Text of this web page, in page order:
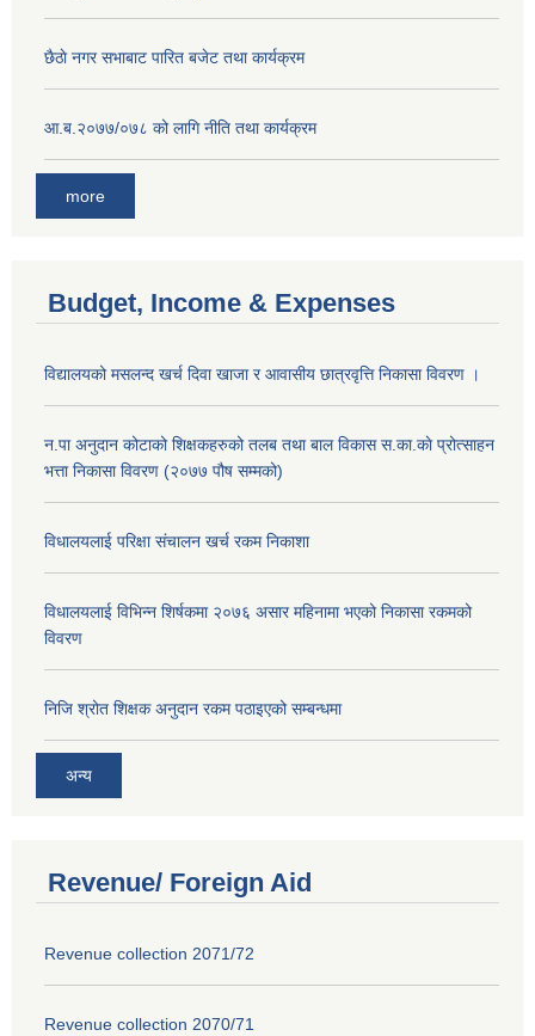
छै‌ठाे नगर सभाबाट पारित बजेट तथा कार्यक्रम
आ.ब.२०७७/०७८ को लागि नीति तथा कार्यक्रम
more
Budget, Income & Expenses
विद्यालयको मसलन्द खर्च दिवा खाजा र आवासीय छात्रवृत्ति निकासा विवरण ।
न.पा अनुदान कोटाको शिक्षकहरुको तलब तथा बाल विकास स.का.काे प्रोत्साहन
भत्ता निकासा विवरण (२०७७ पौष सम्मको)
विधालयलाई परिक्षा स‌ंचालन खर्च रकम निकाशा
विधालयलाई विभिन्न शिर्षकमा २०७६ असार महिनामा भएको निकासा रकमको
विवरण
निजि श्रोत शिक्षक अनुदान रकम पठाइएको सम्बन्धमा
अन्य
Revenue/ Foreign Aid
Revenue collection 2071/72
Revenue collection 2070/71